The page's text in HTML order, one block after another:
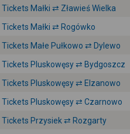
Tickets Małki ⇄ Zławieś Wielka
Tickets Małki ⇄ Rogówko
Tickets Małe Pułkowo ⇄ Dylewo
Tickets Pluskowęsy ⇄ Bydgoszcz
Tickets Pluskowęsy ⇄ Elzanowo
Tickets Pluskowęsy ⇄ Czarnowo
Tickets Przysiek ⇄ Rozgarty